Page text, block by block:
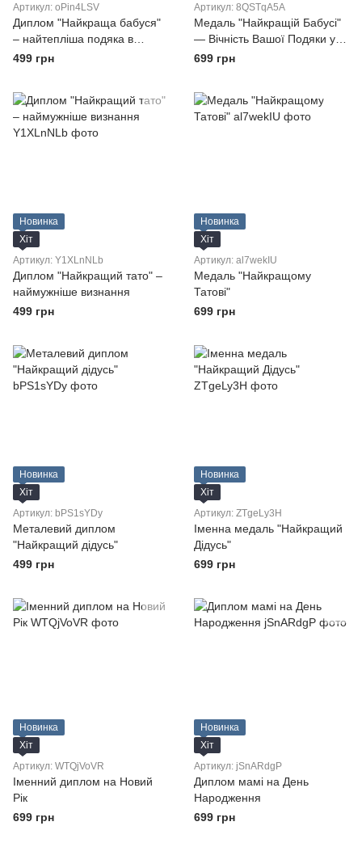
Артикул: oPin4LSV
Диплом "Найкраща бабуся"
– найтепліша подяка в
металі
499 грн
Артикул: 8QSTqA5A
Медаль "Найкращій Бабусі"
— Вічність Вашої Подяки у
Металі
699 грн
Новинка
Хіт
Артикул: Y1XLnNLb
Диплом "Найкращий тато" –
наймужніше визнання
499 грн
Новинка
Хіт
Артикул: al7wekIU
Медаль "Найкращому
Татові"
699 грн
Новинка
Хіт
Артикул: bPS1sYDy
Металевий диплом
"Найкращий дідусь"
499 грн
Новинка
Хіт
Артикул: ZTgeLy3H
Іменна медаль "Найкращий
Дідусь"
699 грн
Новинка
Хіт
Артикул: WTQjVoVR
Іменний диплом на Новий
Рік
699 грн
Новинка
Хіт
Артикул: jSnARdgP
Диплом мамі на День
Народження
699 грн